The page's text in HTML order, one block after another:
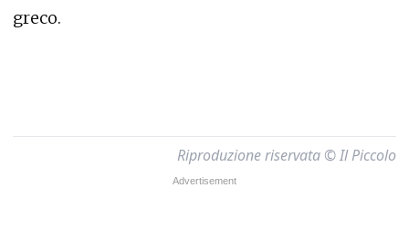
greco.
Riproduzione riservata © Il Piccolo